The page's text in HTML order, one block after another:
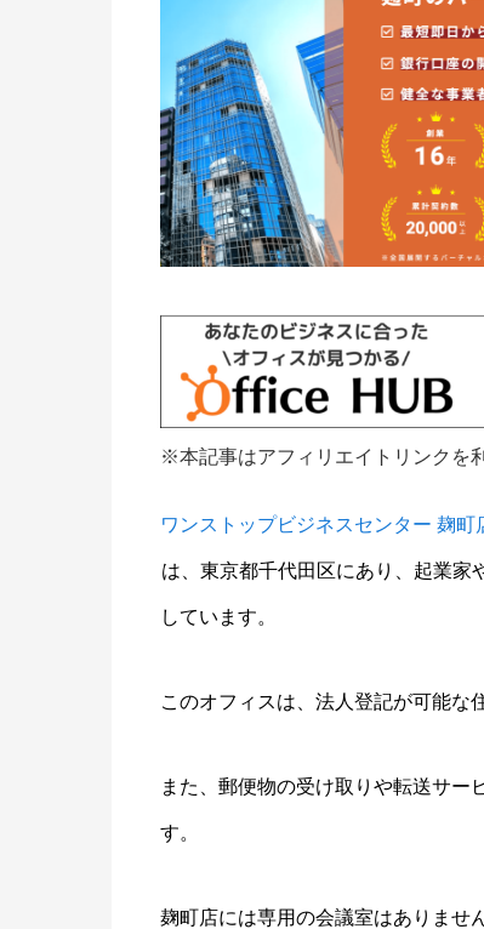
※本記事はアフィリエイトリンクを
ワンストップビジネスセンター 麹町
は、東京都千代田区にあり、起業家
しています。
このオフィスは、法人登記が可能な
また、郵便物の受け取りや転送サー
す。
麹町店には専用の会議室はありませ